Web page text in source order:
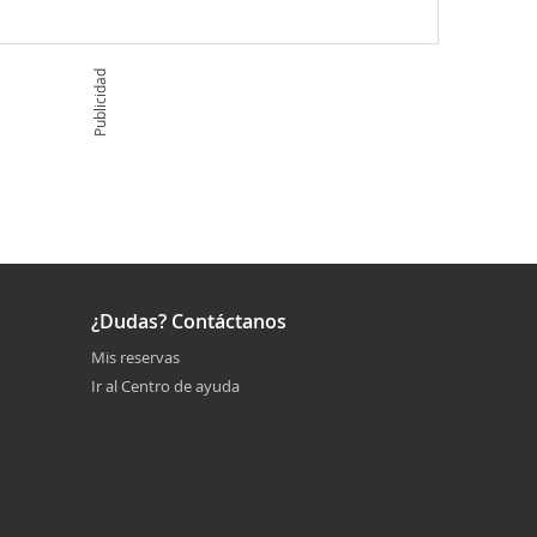
Publicidad
¿Dudas? Contáctanos
Mis reservas
Ir al Centro de ayuda